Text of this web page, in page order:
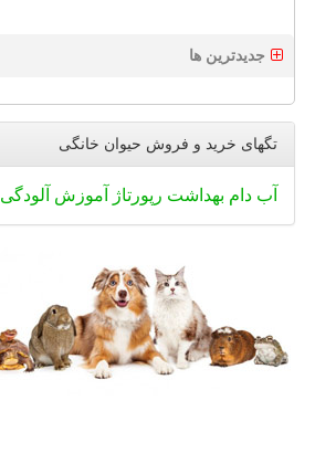
جدیدترین ها
تگهای خرید و فروش حیوان خانگی
آب دام بهداشت رپورتاژ آموزش آلودگی